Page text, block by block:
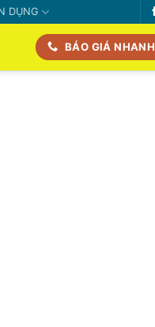
DỤNG
BÁO GIÁ NHANH